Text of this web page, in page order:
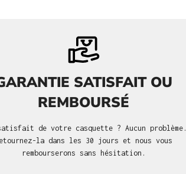
SATISFAIT OU
REMBOURSÉ
de votre casquette ? Aucun problème.
la dans les 30 jours et nous vous
rembourserons sans hésitation.